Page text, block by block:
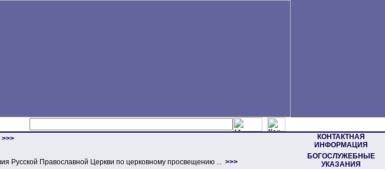
>>>
КОНТАКТНАЯ
ИНФОРМАЦИЯ
БОГОСЛУЖЕБНЫЕ
УКАЗАНИЯ
Русской Православной Церкви по церковному просвещению ... >>>